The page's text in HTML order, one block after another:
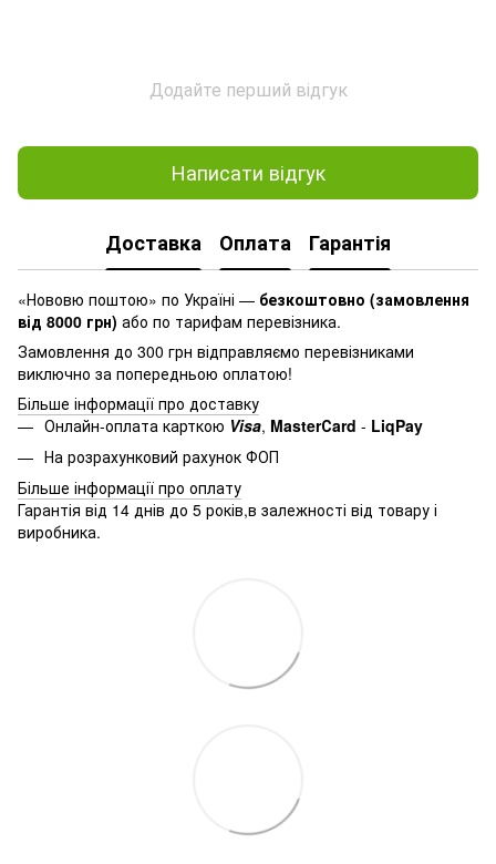
Додайте перший відгук
Написати відгук
Доставка Оплата Гарантія
«Нововю поштою» по Україні — безкоштовно (замовлення
від 8000 грн) або по тарифам перевізника.
Замовлення до 300 грн відправляємо перевізниками
виключно за попередньою оплатою!
Більше інформації про доставку
Онлайн-оплата карткою Visa, MasterСard - LiqPay
На розрахунковий рахунок ФОП
Більше інформації про оплату
Гарантія від 14 днів до 5 років,в залежності від товару і
виробника.